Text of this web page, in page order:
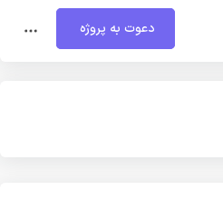
دعوت به پروژه